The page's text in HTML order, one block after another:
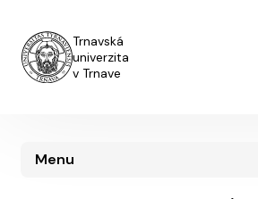
Trnavská
univerzita
v Trnave
Menu